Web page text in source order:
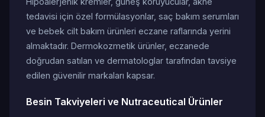
tedavisi için özel formülasyonlar, saç bakım serumları
ve bebek cilt bakım ürünleri eczane raflarında yerini
almaktadır. Dermokozmetik ürünler, eczanede
doğrudan satılan ve dermatologlar tarafından tavsiye
edilen güvenilir markaları kapsar.
Besin Takviyeleri ve Nutraceutical Ürünler